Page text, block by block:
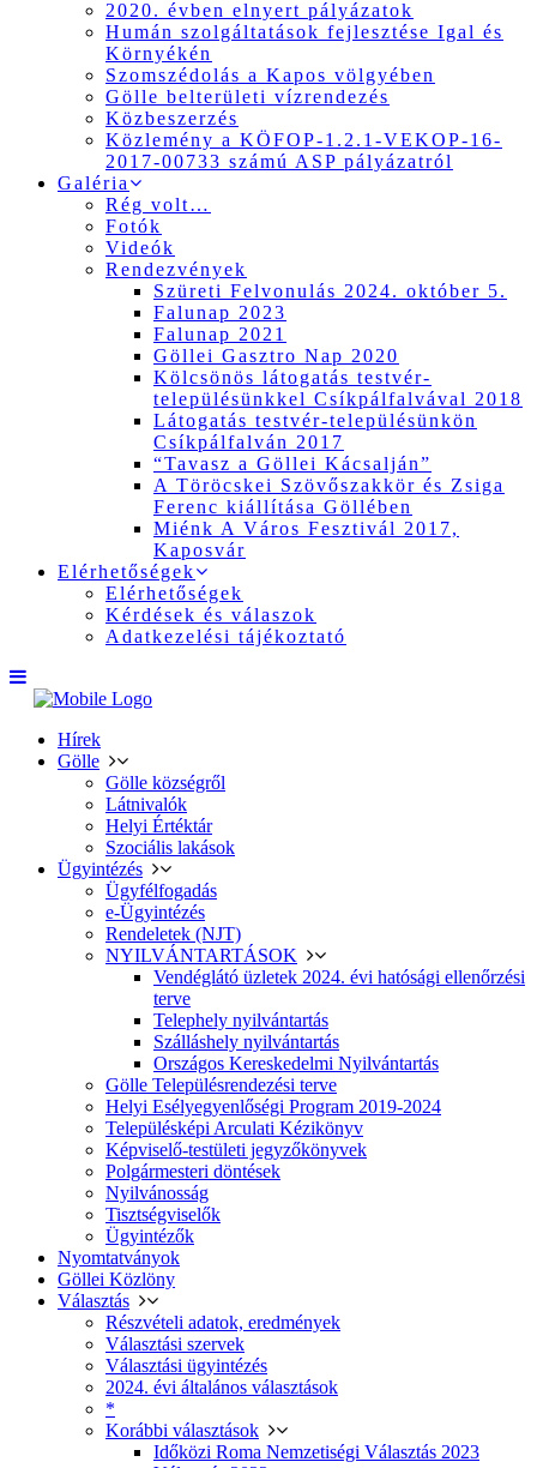
2020. évben elnyert pályázatok
Humán szolgáltatások fejlesztése Igal és
Környékén
Szomszédolás a Kapos völgyében
Gölle belterületi vízrendezés
Közbeszerzés
Közlemény a KÖFOP-1.2.1-VEKOP-16-
2017-00733 számú ASP pályázatról
Galéria
Rég volt…
Fotók
Videók
Rendezvények
Szüreti Felvonulás 2024. október 5.
Falunap 2023
Falunap 2021
Göllei Gasztro Nap 2020
Kölcsönös látogatás testvér-
településünkkel Csíkpálfalvával 2018
Látogatás testvér-településünkön
Csíkpálfalván 2017
“Tavasz a Göllei Kácsalján”
A Töröcskei Szövőszakkör és Zsiga
Ferenc kiállítása Göllében
Miénk A Város Fesztivál 2017,
Kaposvár
Elérhetőségek
Elérhetőségek
Kérdések és válaszok
Adatkezelési tájékoztató
Hírek
Gölle
Gölle községről
Látnivalók
Helyi Értéktár
Szociális lakások
Ügyintézés
Ügyfélfogadás
e-Ügyintézés
Rendeletek (NJT)
NYILVÁNTARTÁSOK
Vendéglátó üzletek 2024. évi hatósági ellenőrzési
terve
Telephely nyilvántartás
Szálláshely nyilvántartás
Országos Kereskedelmi Nyilvántartás
Gölle Településrendezési terve
Helyi Esélyegyenlőségi Program 2019-2024
Településképi Arculati Kézikönyv
Képviselő-testületi jegyzőkönyvek
Polgármesteri döntések
Nyilvánosság
Tisztségviselők
Ügyintézők
Nyomtatványok
Göllei Közlöny
Választás
Részvételi adatok, eredmények
Választási szervek
Választási ügyintézés
2024. évi általános választások
*
Korábbi választások
Időközi Roma Nemzetiségi Választás 2023